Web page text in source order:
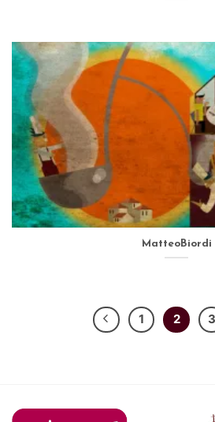
MatteoBiordi
1 2 3